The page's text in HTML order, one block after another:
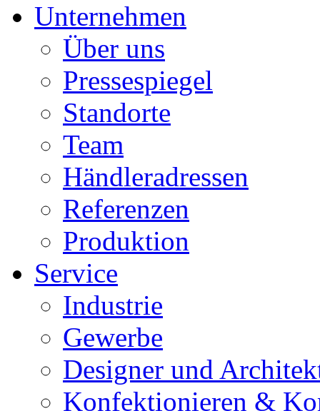
Unternehmen
Über uns
Pressespiegel
Standorte
Team
Händleradressen
Referenzen
Produktion
Service
Industrie
Gewerbe
Designer und
Konfektionieren &